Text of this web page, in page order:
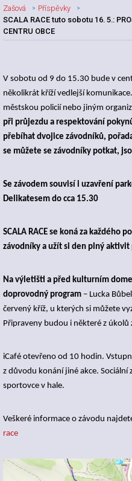
Zašová
Příspěvky
SCALA RACE tuto sobotu 16. 5.:
CENTRU OBCE
Nadpis
V sobotu od 9 do 15.30 bude v
několikrát kříží vedlejší
městskou policií nebo jiným
při průjezdu a respektování
přebíhat dvojice závodníků,
se můžete se závodníky potkat,
Se závodem souvisí i uzavření
Delikatesem do cca 15.30
SCALA RACE se koná za každého
závodníky a užít si den plný
Na výletišti a před kulturním
doprovodný program – Lucka
červený kříž, u kterých si můžete
Připraveny budou i některé z úkolů
iCafé otevřeno od 10 hodin.
z důvodu konání jiné akce.
sportovce v hale.
Veškeré informace o závodu
race